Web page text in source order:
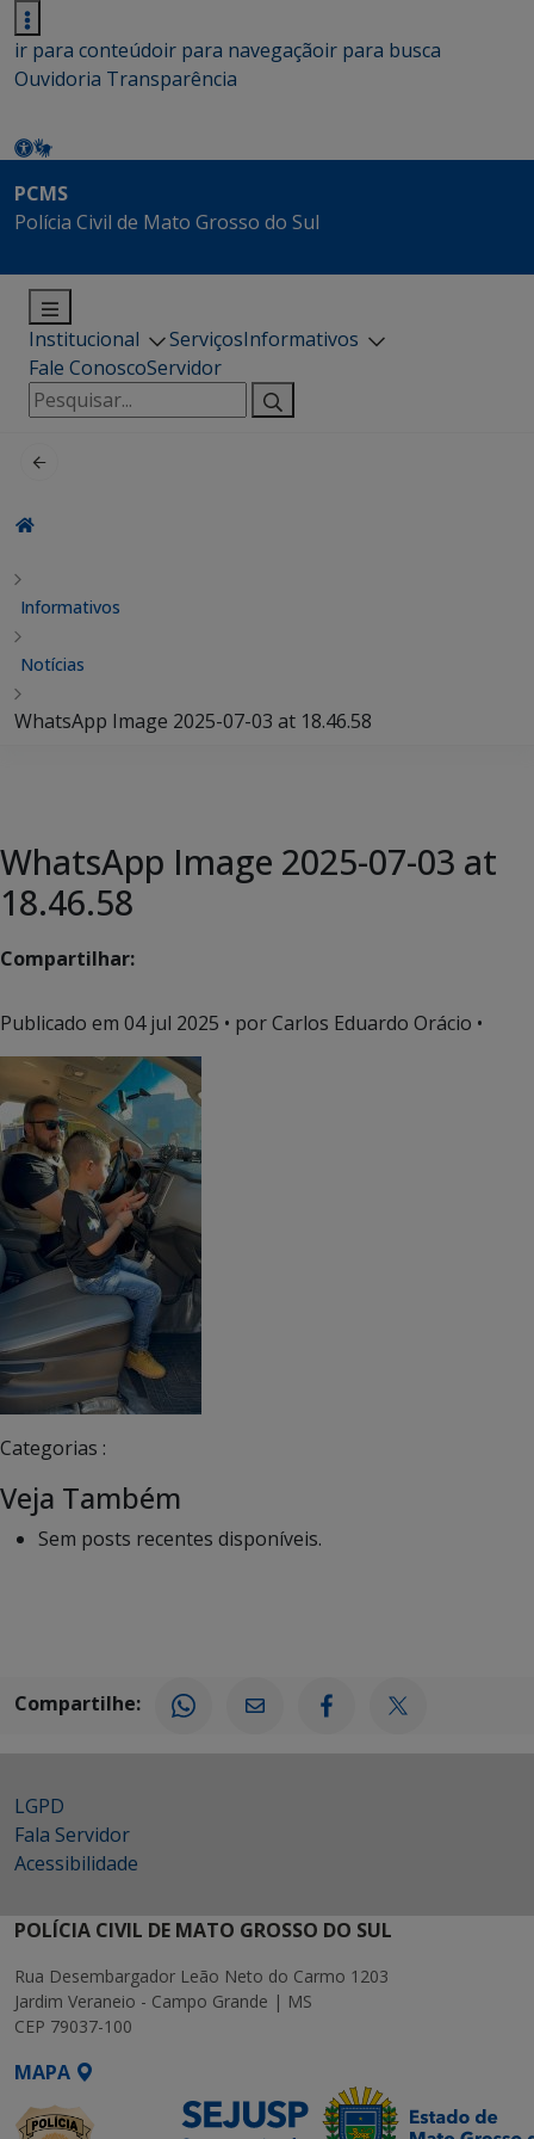
ir para conteúdoir para navegaçãoir para busca
Ouvidoria Transparência
PCMS
Polícia Civil de Mato Grosso do Sul
Institucional ServiçosInformativos
Fale ConoscoServidor
Pesquisar
por:
Informativos
Notícias
WhatsApp Image 2025-07-03 at 18.46.58
WhatsApp Image 2025-07-03 at
18.46.58
Compartilhar:
Publicado em 04 jul 2025 • por Carlos Eduardo Orácio •
Categorias :
Veja Também
Sem posts recentes disponíveis.
Compartilhe:
LGPD
Fala Servidor
Acessibilidade
POLÍCIA CIVIL DE MATO GROSSO DO SUL
Rua Desembargador Leão Neto do Carmo 1203
Jardim Veraneio - Campo Grande | MS
CEP 79037-100
MAPA